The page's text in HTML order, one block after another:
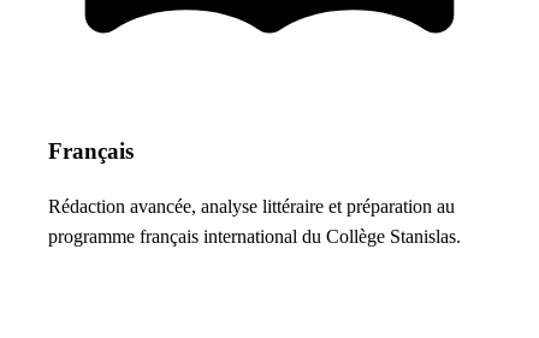
Français
Rédaction avancée, analyse littéraire et préparation au
programme français international du Collège Stanislas.